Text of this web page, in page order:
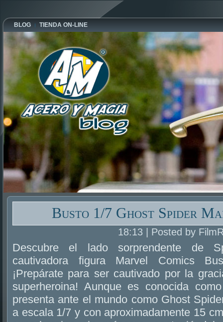
BLOG TIENDA ON-LINE
Busto 1/7 Ghost Spider
18:13 | Posted by
Descubre el lado sorprendente de
cautivadora figura Marvel Comics
¡Prepárate para ser cautivado por la
superheroina! Aunque es conocida
presenta ante el mundo como Ghost
a escala 1/7 y con aproximadamente 15